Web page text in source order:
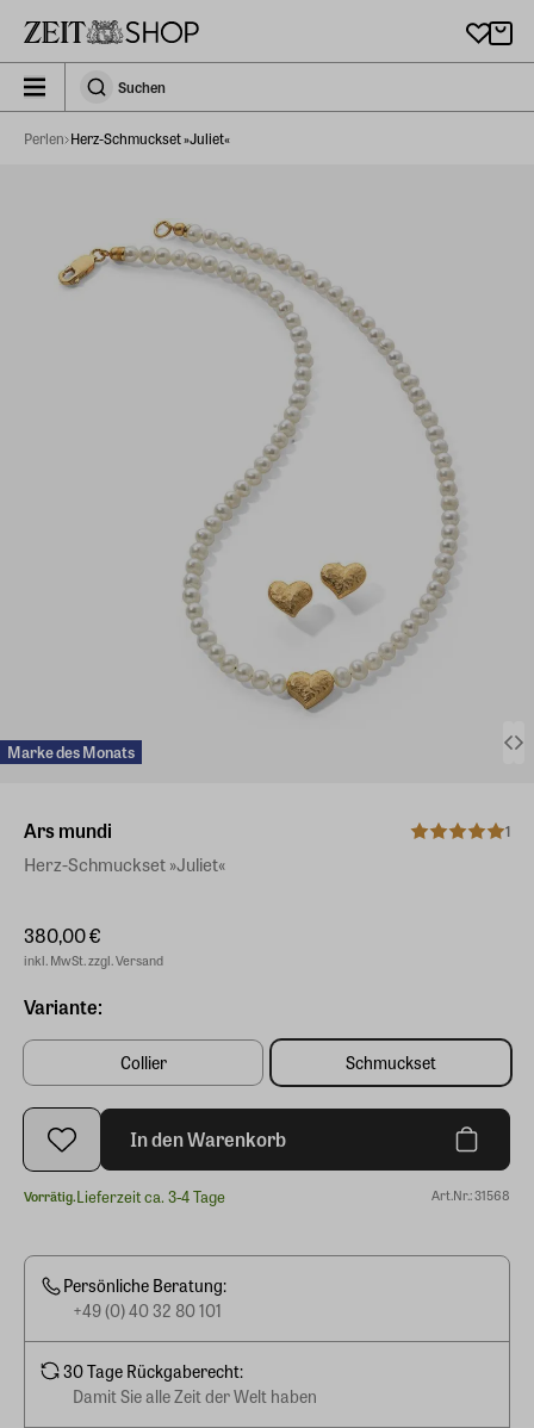
zeit_storefront.components.search.collapsed
SuchenSuchen
Perlen Herz-Schmuckset »Juliet«
Marke des Monats
Ars mundi 1
Herz-Schmuckset »Juliet«
380,00 €
inkl. MwSt. zzgl. Versand
Variante:
Collier Schmuckset
In den Warenkorb
Vorrätig.Lieferzeit ca. 3-4 Tage Art.Nr.: 31568
Persönliche Beratung:
+49 (0) 40 32 80 101
30 Tage Rückgaberecht:
Damit Sie alle Zeit der Welt haben